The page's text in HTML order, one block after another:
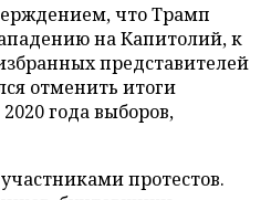
что Трамп
на Капитолий, к
представителей
отменить итоги
года выборов,
протестов.